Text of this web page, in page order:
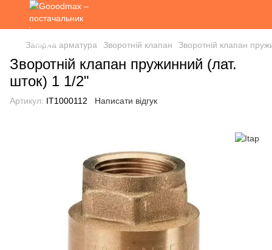
Запірна арматура Зворотній клапан Зворотній клапан
Зворотній клапан пружинний (лат.
шток) 1 1/2"
Артикул: IT1000112 Написати відгук